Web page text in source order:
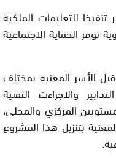
للتعليمات الملكية
توفر الحماية الاجتماعية
الأسر المعنية بمختلف
والاجراءت التقنية
المركزي والمحلي،
بتنزيل هذا المشروع